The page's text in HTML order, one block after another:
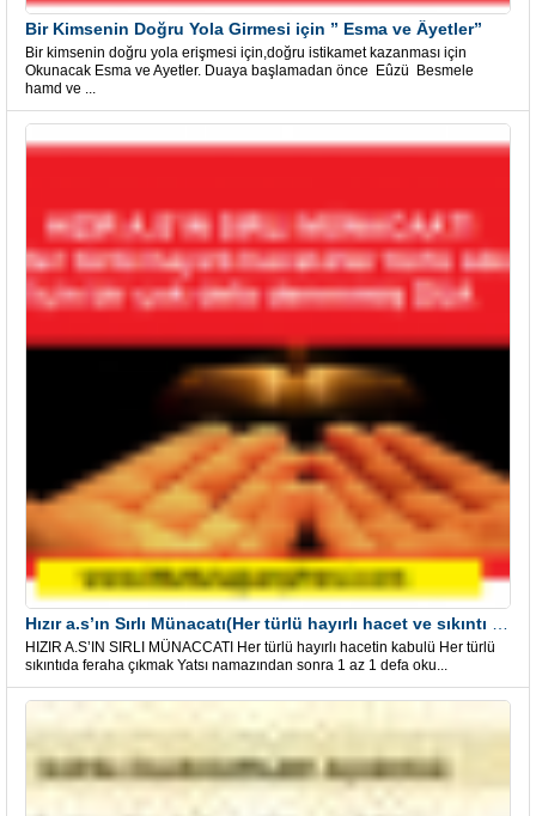
Bir Kimsenin Doğru Yola Girmesi için ” Esma ve Âyetler”
Bir kimsenin doğru yola erişmesi için,doğru istikamet kazanması için
Okunacak Esma ve Ayetler. Duaya başlamadan önce Eûzü Besmele
hamd ve ...
HIZIR A.S’IN SIRLI MÜNACCATI Her türlü hayırlı hacetin kabulü Her türlü
sıkıntıda feraha çıkmak Yatsı namazından sonra 1 az 1 defa oku...